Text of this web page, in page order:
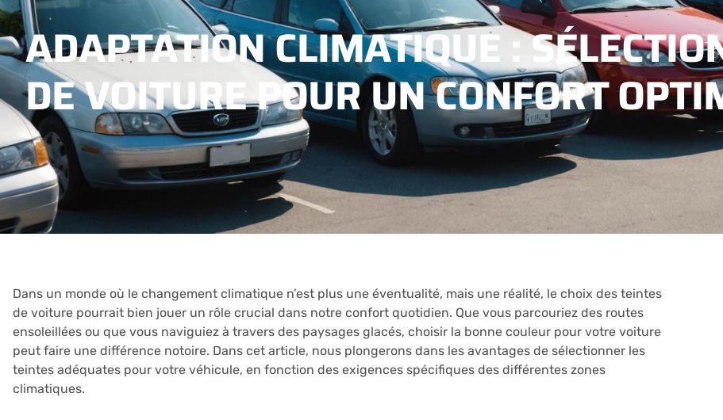
ADAPTATION CLIMATIQUE :
DE VOITURE POUR UN CONFORT
Dans un monde où le changement climatique n’est plus une éventualité, mais une réalité, le choix des teintes
de voiture pourrait bien jouer un rôle crucial dans notre confort quotidien. Que vous parcouriez des routes
ensoleillées ou que vous naviguiez à travers des paysages glacés, choisir la bonne couleur pour votre voiture
peut faire une différence notoire. Dans cet article, nous plongerons dans les avantages de sélectionner les
teintes adéquates pour votre véhicule, en fonction des exigences spécifiques des différentes zones
climatiques.